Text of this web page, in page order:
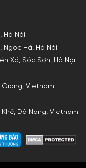
Hà Nội
Ngọc Hà, Hà Nội
Xá, Sóc Sơn, Hà Nội
Giang, Vietnam
Đà Nẵng, Vietnam